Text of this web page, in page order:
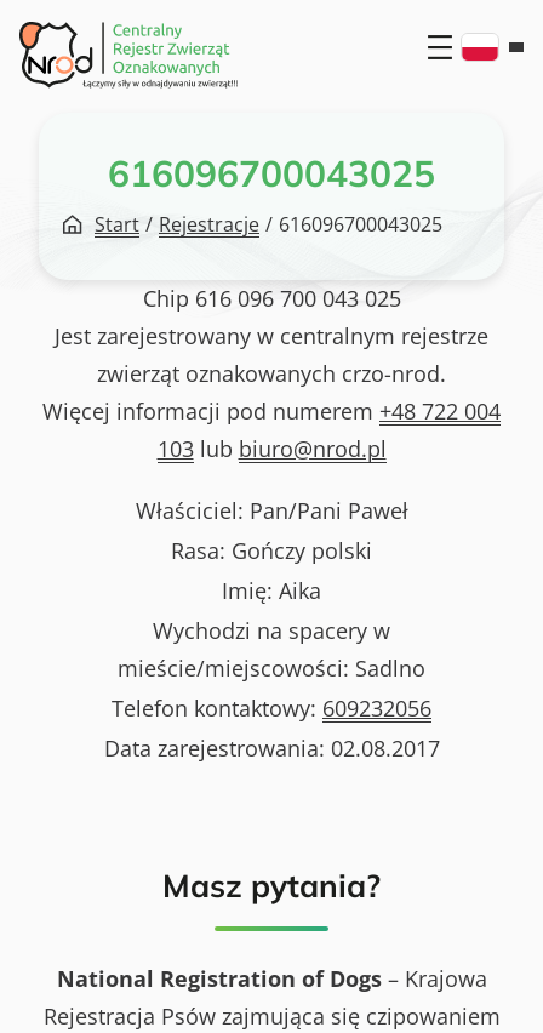
Przejdź
do
treści
616096700043025
Start / Rejestracje / 616096700043025
Chip 616 096 700 043 025
Jest zarejestrowany w centralnym rejestrze
zwierząt oznakowanych crzo-nrod.
Więcej informacji pod numerem +48 722 004
103lub biuro@nrod.pl
Właściciel: Pan/Pani Paweł
Rasa: Gończy polski
Imię: Aika
Wychodzi na spacery w
mieście/miejscowości: Sadlno
Telefon kontaktowy: 609232056
Data zarejestrowania: 02.08.2017
Masz pytania?
National Registration of Dogs– Krajowa
Rejestracja Psów zajmująca się czipowaniem